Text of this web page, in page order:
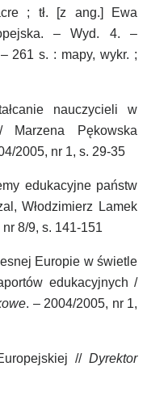
; tł. [z ang.] Ewa
– Wyd. 4. –
261 s. : mapy, wykr. ;
nauczycieli w
Pękowska
2005, nr 1, s. 29-35
edukacyjne państw
Włodzimierz Lamek
nr 8/9, s. 141-151
Europie w świetle
edukacyjnych /
. – 2004/2005, nr 1,
//Dyrektor